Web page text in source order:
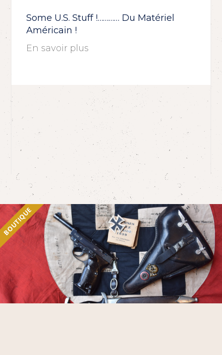
Some U.S. Stuff !………… Du Matériel
Américain !
En savoir plus
BOUTIQUE